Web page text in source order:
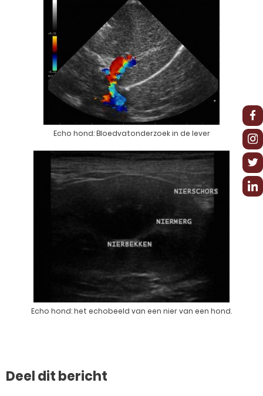
Echo hond: Bloedvatonderzoek in de lever
Echo hond: het echobeeld van een nier van een hond.
Deel dit bericht